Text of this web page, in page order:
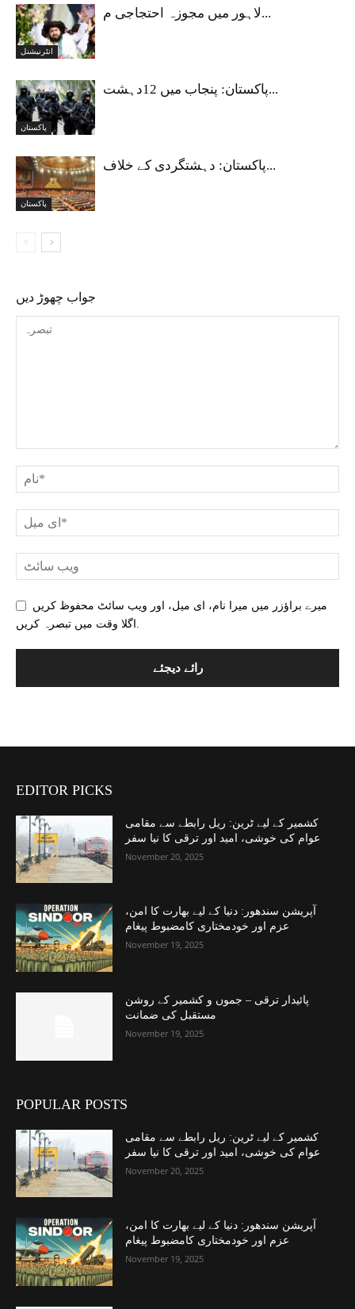
انٹرنیشنل
لاہور میں مجوزہ احتجاجی م...
پاکستان
پاکستان: پنجاب میں 12دہشت...
پاکستان
پاکستان: دہشتگردی کے خلاف...
جواب چھوڑ دیں
میرے براؤزر میں میرا نام، ای میل، اور ویب سائٹ محفوظ کریں
EDITOR PICKS
کشمیر کے لیے ٹرین: ریل رابطے سے مقامی
عوام کی خوشی، امید اور ترقی کا نیا سفر
November 20, 2025
آپریشن سندھور: دنیا کے لیے بھارت کا امن،
عزم اور خودمختاری کامضبوط پیغام
November 19, 2025
پائیدار ترقی – جموں و کشمیر کے روشن
مستقبل کی ضمانت
November 19, 2025
POPULAR POSTS
کشمیر کے لیے ٹرین: ریل رابطے سے مقامی
عوام کی خوشی، امید اور ترقی کا نیا سفر
November 20, 2025
آپریشن سندھور: دنیا کے لیے بھارت کا امن،
عزم اور خودمختاری کامضبوط پیغام
November 19, 2025